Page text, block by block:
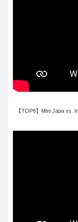
【TOP8】Mini Japa vs.